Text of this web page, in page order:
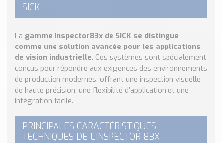
Nos Réalisations
Conseils et Actualités
Catalogue des essentiels pour les brasseries et micro-
brasseries
Contact & Devis
Devis, Tarifs, Renseignements techniques
SICK
La gamme Inspector83x de SICK se distingue
comme une solution avancée pour les applications
de vision industrielle. Ces systèmes sont spécialement
conçus pour répondre aux exigences des environnements
de production modernes, offrant une inspection visuelle
de haute précision, une flexibilité d’application et une
intégration facile.
PRINCIPALES CARACTÉRISTIQUES
TECHNIQUES DE L’INSPECTOR 83X